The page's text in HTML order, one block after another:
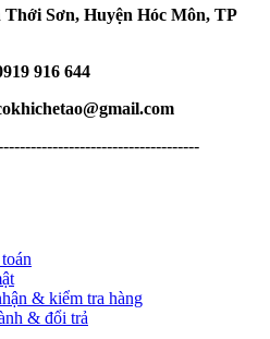
Sơn, Huyện Hóc Môn, TP
916 644
& kiểm tra hàng
& đổi trả